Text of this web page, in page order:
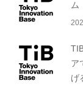
ム
ア
げ